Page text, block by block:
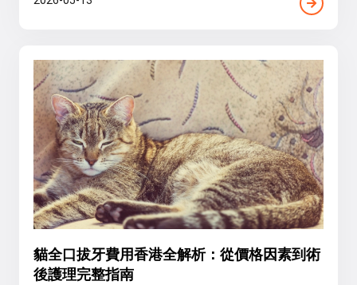
貓全口拔牙費用香港全解析：從價格因素到術
後護理完整指南